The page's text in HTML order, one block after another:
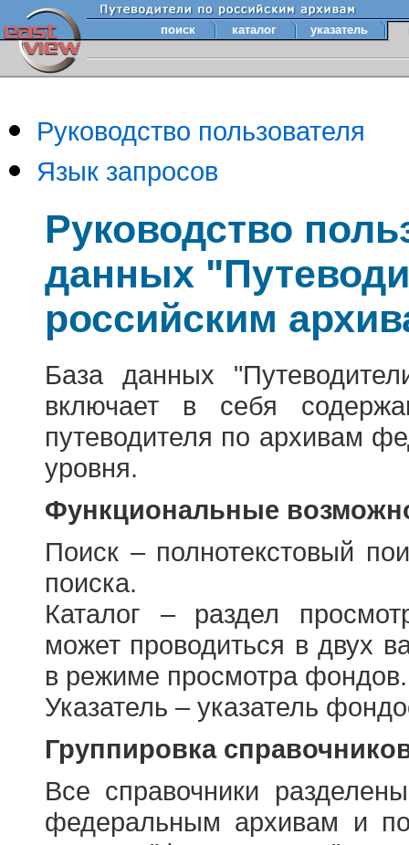
поиск каталог указатель
Руководство пользователя
Язык запросов
Руководство
данных
российским
База данных
включает в себя
путеводителя по архивам
уровня.
Функциональные
Поиск – полнотекстовый
поиска.
Каталог – раздел
может проводиться в двух
в режиме просмотра фондов.
Указатель – указатель
Группировка
Все справочники
федеральным архивам и